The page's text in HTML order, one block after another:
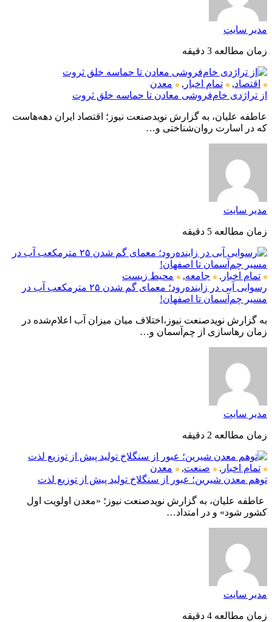
مدیر سایت
زمان مطالعه 3 دقیقه
اقتصاد, تمام اخبار ,
معدن
از تراژدی خام‌فروشی معادن تا حماسه خلق ثروت
عاطفه علیان، به گزارش نویدصنعت نیوز؛ اقتصاد ایران دهه‌هاست
که در اسارت روان‌شناختی و…
مدیر سایت
زمان مطالعه 5 دقیقه
تمام اخبار , جامعه,
محیط زیست
رسوایی آبی در زاینده‌رود؛ معمای گم شدن ۲۵ مترمکعب آب در
مسیر چم‌آسمان تا اصفهان!
به گزارش نویدصنعت نیوز،اختلاف میان میزان آب اعلام‌شده در
زمان رهاسازی از چم‌آسمان و…
مدیر سایت
زمان مطالعه 2 دقیقه
تمام اخبار , صنعت,
معدن
توهم معدن شیرین؛ عبور از سنگلاخ تولید پیش از توزیع لذت
عاطفه علیان، به گزارش نویدصنعت نیوز؛ «معدن اولویت اول
کشور شود» و در امتداد…
مدیر سایت
زمان مطالعه 4 دقیقه